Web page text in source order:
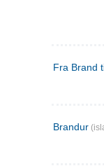
Fra Brand
Brandur